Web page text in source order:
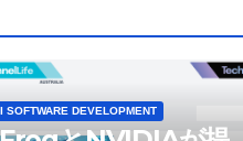
SOFTWARE DEVELOPMENT